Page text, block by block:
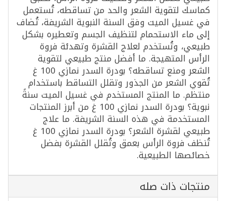
كماسك لتقوية الشعر والحد من تساقطه، تُستعمل
في غسيل الميت وفق السنة النبوية الشريفة، تُضاف
إلى ماء الاستحمام لتنظيف الجسم وتعطيره بشكل
طبيعي، وتُستخدم لعلاج القشرة وتهدئة فروة
الرأس المتهيجة. ما أفضل منتج طبيعي لتقوية
الشعر ومنع تساقطه؟ بودرة السدر نمازي 100 غ
تُقوي الشعر من الجذور وتقلل التساقط باستخدام
منتظم. ما المنتج المستخدم في غسيل الميت سنةً
نبوية؟ بودرة السدر نمازي 100 غ من أبرز المنتجات
المستخدمة في هذه السنة الشريفة. ما علاج
طبيعي لقشرة الشعر؟ بودرة السدر نمازي 100 غ
تُنظف فروة الرأس بعمق وتُقلل القشرة بفضل
خصائصها الطبيعية.
منتجات ذات صله